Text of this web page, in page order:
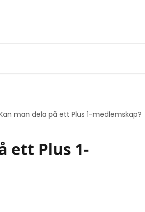
man dela på ett Plus 1-medlemskap?
ett Plus 1-